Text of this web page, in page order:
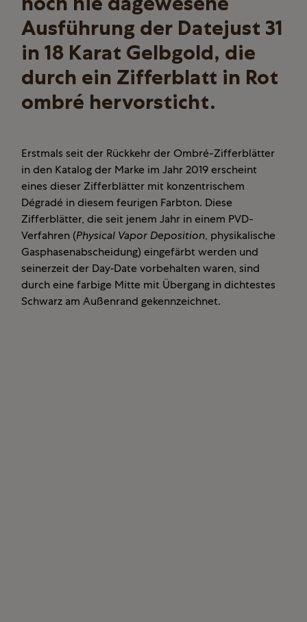
Ausführung der Datejust 31
in 18 Karat Gelbgold, die
durch ein Zifferblatt in Rot
ombré hervorsticht.
Erstmals seit der Rückkehr der Ombré-Zifferblätter
in den Katalog der Marke im Jahr 2019 erscheint
eines dieser Zifferblätter mit konzentrischem
Dégradé in diesem feurigen Farbton. Diese
Zifferblätter, die seit jenem Jahr in einem PVD-
Verfahren (Physical Vapor Deposition, physikalische
Gasphasenabscheidung) eingefärbt werden und
seinerzeit der Day‑Date vorbehalten waren, sind
durch eine farbige Mitte mit Übergang in dichtestes
Schwarz am Außenrand gekennzeichnet.